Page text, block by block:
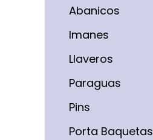
Abanicos
Imanes
Llaveros
Paraguas
Pins
Porta Baquetas